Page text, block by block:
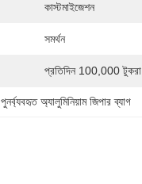
কাস্টমাইজেশন
সমর্থন
প্রতিদিন 100,000 টুকরা
, পুনর্ব্যবহৃত অ্যালুমিনিয়াম জিপার ব্যাগ